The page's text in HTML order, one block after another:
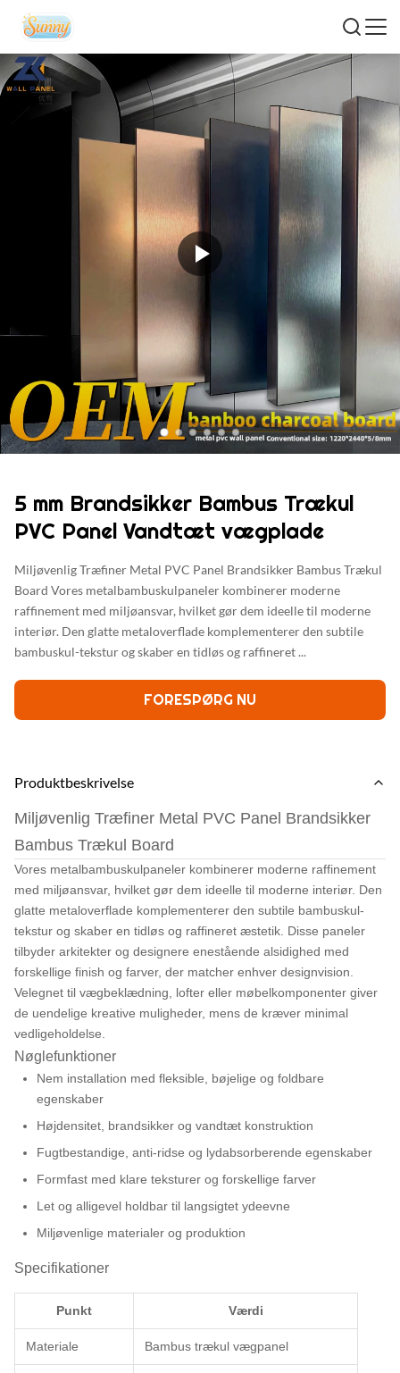
5 mm Brandsikker Bambus Trækul
PVC Panel Vandtæt vægplade
Miljøvenlig Træfiner Metal PVC Panel Brandsikker Bambus Trækul
Board Vores metalbambuskulpaneler kombinerer moderne
raffinement med miljøansvar, hvilket gør dem ideelle til moderne
interiør. Den glatte metaloverflade komplementerer den subtile
bambuskul-tekstur og skaber en tidløs og raffineret ...
FORESPØRG NU
Produktbeskrivelse
Miljøvenlig Træfiner Metal PVC Panel Brandsikker
Bambus Trækul Board
Vores metalbambuskulpaneler kombinerer moderne raffinement
med miljøansvar, hvilket gør dem ideelle til moderne interiør. Den
glatte metaloverflade komplementerer den subtile bambuskul-
tekstur og skaber en tidløs og raffineret æstetik. Disse paneler
tilbyder arkitekter og designere enestående alsidighed med
forskellige finish og farver, der matcher enhver designvision.
Velegnet til vægbeklædning, lofter eller møbelkomponenter giver
de uendelige kreative muligheder, mens de kræver minimal
vedligeholdelse.
Nøglefunktioner
Nem installation med fleksible, bøjelige og foldbare
egenskaber
Højdensitet, brandsikker og vandtæt konstruktion
Fugtbestandige, anti-ridse og lydabsorberende egenskaber
Formfast med klare teksturer og forskellige farver
Let og alligevel holdbar til langsigtet ydeevne
Miljøvenlige materialer og produktion
Specifikationer
Punkt Værdi
Materiale Bambus trækul vægpanel